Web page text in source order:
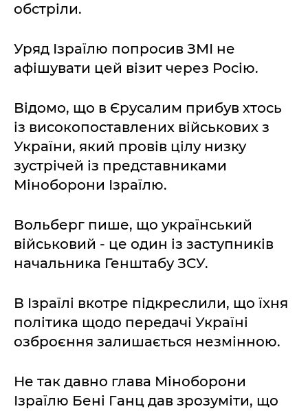
обстріли.
Уряд Ізраїлю попросив ЗМІ не
афішувати цей візит через Росію.
Відомо, що в Єрусалим прибув хтось
із високопоставлених військових з
України, який провів цілу низку
зустрічей із представниками
Міноборони Ізраїлю.
Вольберг пише, що український
військовий - це один із заступників
начальника Генштабу ЗСУ.
В Ізраїлі вкотре підкреслили, що їхня
політика щодо передачі Україні
озброєння залишається незмінною.
Не так давно глава Міноборони
Ізраїлю Бені Ганц дав зрозуміти, що